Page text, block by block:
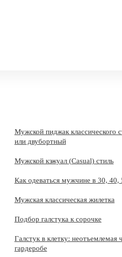
Мужской пиджак классического
или двубортный
Мужской кэжуал (Casual) стиль
Как одеваться мужчине в 30, 40,
Мужская классическая жилетка
Подбор галстука к сорочке
Галстук в клетку: неотъемлемая
гардеробе